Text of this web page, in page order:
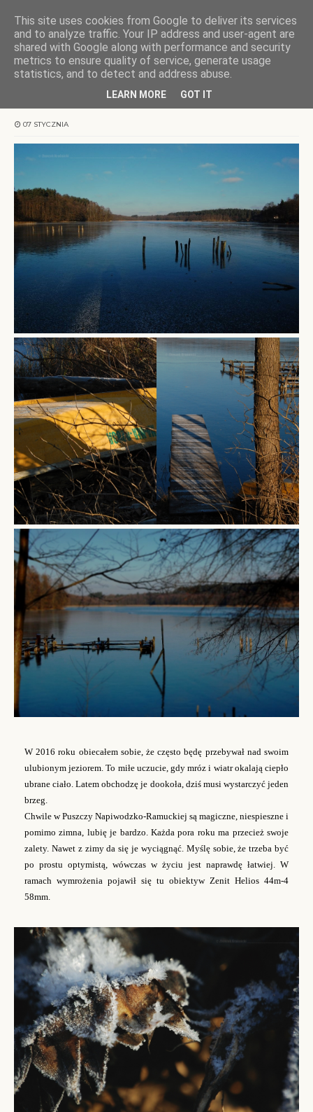
KOCHAMY WARMIĘ
Strona główna wschody/zachody −17,5 °C
07 STYCZNIA
W 2016 roku obiecałem sobie, że często będę przebywał nad swoim
ulubionym jeziorem. To miłe uczucie, gdy mróz i wiatr okalają ciepło
ubrane ciało. Latem obchodzę je dookoła, dziś musi wystarczyć jeden
brzeg.
Chwile w Puszczy Napiwodzko-Ramuckiej są magiczne, niespieszne i
pomimo zimna, lubię je bardzo. Każda pora roku ma przecież swoje
zalety. Nawet z zimy da się je wyciągnąć. Myślę sobie, że trzeba być
po prostu optymistą, wówczas w życiu jest naprawdę łatwiej. W
ramach wymrożenia pojawił się tu obiektyw Zenit Helios 44m-4
58mm.
This site uses cookies from Google to deliver its services
and to analyze traffic. Your IP address and user-agent are
shared with Google along with performance and security
metrics to ensure quality of service, generate usage
statistics, and to detect and address abuse.
LEARN MORE GOT IT